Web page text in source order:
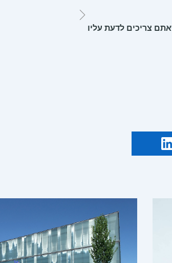
צריכים לדעת עליו